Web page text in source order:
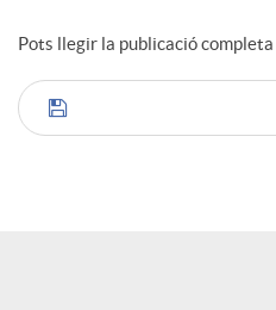
Pots llegir la publicació completa
C